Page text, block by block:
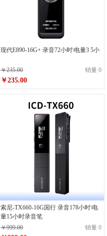
现代E890-16G+ 录音72小时\电量3 5小
￥235.00 销量 0
￥235.00
索尼-TX660-16G国行 录音178小时\电
量15小时录音笔
￥999.00
销量 0